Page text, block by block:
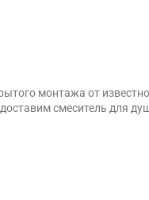
монтажа от
смеситель для